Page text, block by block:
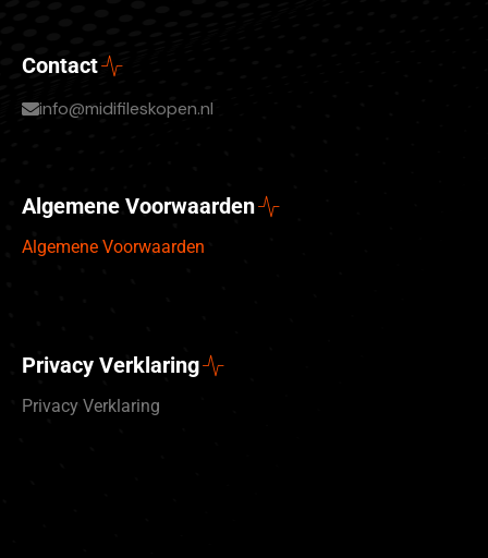
Contact
info@midifileskopen.nl
Algemene Voorwaarden
Algemene Voorwaarden
Privacy Verklaring
Privacy Verklaring